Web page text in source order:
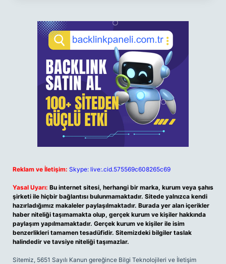
Reklam ve İletişim: Skype: live:.cid.575569c608265c69
Yasal Uyarı: Bu internet sitesi, herhangi bir marka, kurum veya şahıs
şirketi ile hiçbir bağlantısı bulunmamaktadır. Sitede yalnızca kendi
hazırladığımız makaleler paylaşılmaktadır. Burada yer alan içerikler
haber niteliği taşımamakta olup, gerçek kurum ve kişiler hakkında
paylaşım yapılmamaktadır. Gerçek kurum ve kişiler ile isim
benzerlikleri tamamen tesadüfidir. Sitemizdeki bilgiler taslak
halindedir ve tavsiye niteliği taşımazlar.
Sitemiz, 5651 Sayılı Kanun gereğince Bilgi Teknolojileri ve İletişim